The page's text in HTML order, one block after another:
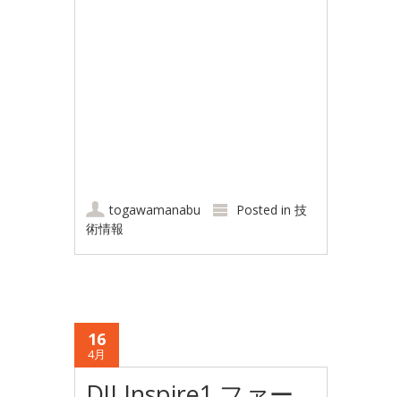
togawamanabu Posted in技
術情報
16
4月